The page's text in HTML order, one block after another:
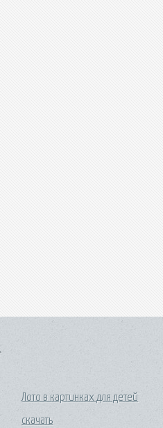
Лото в картинках для детей
скачать